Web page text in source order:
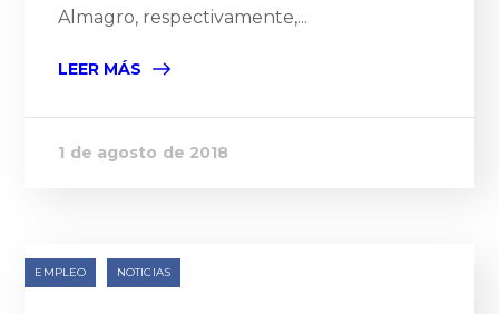
Almagro, respectivamente,...
LEER MÁS
1 de agosto de 2018
EMPLEO NOTICIAS